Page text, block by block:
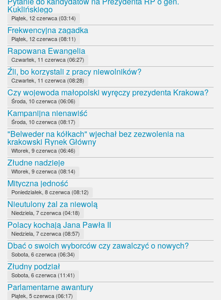
Kuklińskiego
Piątek, 12 czerwca (03:14)
Frekwencyjna zagadka
Piątek, 12 czerwca (08:11)
Rapowana Ewangelia
Czwartek, 11 czerwca (06:27)
Źli, bo korzystali z pracy niewolników?
Czwartek, 11 czerwca (08:28)
Czy wojewoda małopolski wyręczy prezydenta Krakowa?
Środa, 10 czerwca (06:06)
Kampanijna nienawiść
Środa, 10 czerwca (08:17)
"Belweder na kółkach" wjechał bez zezwolenia na
krakowski Rynek Główny
Wtorek, 9 czerwca (06:46)
Złudne nadzieje
Wtorek, 9 czerwca (08:14)
Mityczna jedność
Poniedziałek, 8 czerwca (08:12)
Nieutulony żal za niewolą
Niedziela, 7 czerwca (04:18)
Polacy kochają Jana Pawła II
Niedziela, 7 czerwca (08:57)
Dbać o swoich wyborców czy zawalczyć o nowych?
Sobota, 6 czerwca (06:34)
Złudny podział
Sobota, 6 czerwca (11:41)
Parlamentarne awantury
Piątek, 5 czerwca (06:17)